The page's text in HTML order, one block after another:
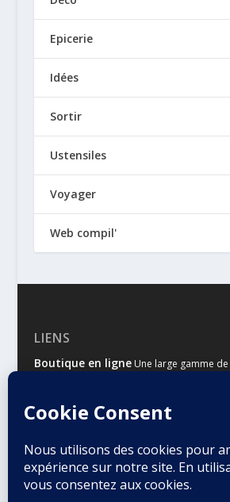
Epicerie
Idées
Sortir
Ustensiles
Voyager
Web compil'
LIENS
Boutique en ligneUne large gamme
Malts & HoublonsLe site d’information